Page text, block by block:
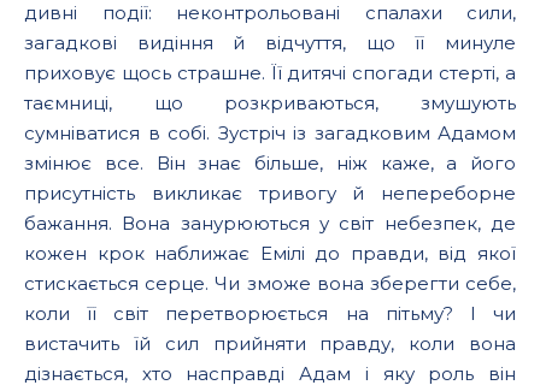
дивні події: неконтрольовані спалахи сили,
загадкові видіння й відчуття, що її минуле
приховує щось страшне. Її дитячі спогади стерті, а
таємниці, що розкриваються, змушують
сумніватися в собі. Зустріч із загадковим Адамом
змінює все. Він знає більше, ніж каже, а його
присутність викликає тривогу й непереборне
бажання. Вона занурюються у світ небезпек, де
кожен крок наближає Емілі до правди, від якої
стискається серце. Чи зможе вона зберегти себе,
коли її світ перетворюється на пітьму? І чи
вистачить їй сил прийняти правду, коли вона
дізнається, хто насправді Адам і яку роль він